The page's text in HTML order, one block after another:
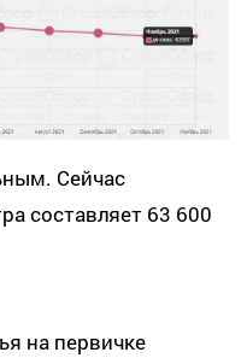
Сейчас
составляет 63 600
на первичке